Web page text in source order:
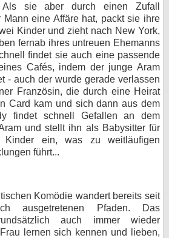
sie aber durch einen Zufall
Mann eine Affäre hat, packt sie ihre
Kinder und zieht nach New York,
fernab ihres untreuen Ehemanns
findet sie auch eine passende
Cafés, indem der junge Aram
- auch der wurde gerade verlassen
Französin, die durch eine Heirat
Card kam und sich dann aus dem
findet schnell Gefallen an dem
und stellt ihn als Babysitter für
Kinder ein, was zu weitläufigen
führt...
Komödie wandert bereits seit
ausgetretenen Pfaden. Das
auch immer wieder
lernen sich kennen und lieben,
Nutzungsbedingungen
Datenschutz
Cookie-Einstellungen
Impressum
Desktop-Ansicht
myFanbase